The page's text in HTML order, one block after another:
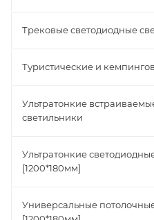
Трековые светодиодные
Туристические и
Ультратонкие
светильники
Ультратонкие
[1200*180мм]
Универсальные